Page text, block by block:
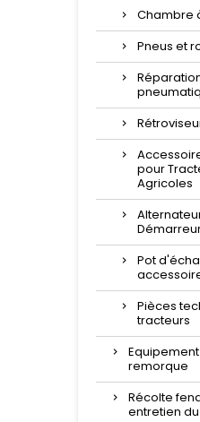
Chambre
Pneus et
pour
Agricoles
Pot
Pièces
tracteurs
remorque
Récolte
entretien